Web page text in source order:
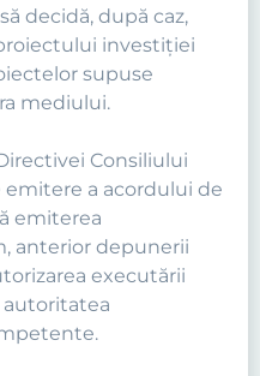
decidă, după caz,
investiţiei
supuse
mediului.
Consiliului
emitere a acordului de
emiterea
anterior depunerii
executării
autoritatea